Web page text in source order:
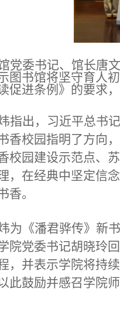
党委书记、馆长唐
图书馆将坚守育人
促进条例》的要求
指出，习近平总书
香校园指明了方向
校园建设示范点、
，在经典中坚定信
香。
为《潘君骅传》新
院党委书记胡晓玲
，并表示学院将持
此鼓励并感召学院